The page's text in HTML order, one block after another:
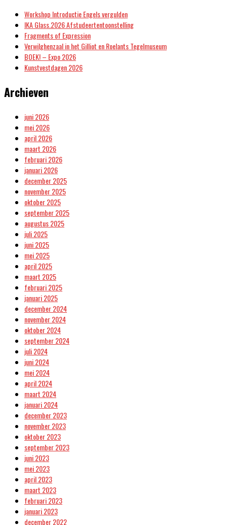
Workshop Introductie Engels vergulden
IKA Glass.2026 Afstudeertentoonstelling
Fragments of Expression
Verwilghenzaal in het Gilliot en Roelants Tegelmuseum
BOEK! – Expo 2026
Kunstvestdagen 2026
Archieven
juni 2026
mei 2026
april 2026
maart 2026
februari 2026
januari 2026
december 2025
november 2025
oktober 2025
september 2025
augustus 2025
juli 2025
juni 2025
mei 2025
april 2025
maart 2025
februari 2025
januari 2025
december 2024
november 2024
oktober 2024
september 2024
juli 2024
juni 2024
mei 2024
april 2024
maart 2024
januari 2024
december 2023
november 2023
oktober 2023
september 2023
juni 2023
mei 2023
april 2023
maart 2023
februari 2023
januari 2023
december 2022